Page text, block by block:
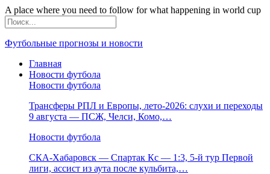
A place where you need to follow for what happening in world cup
Футбольные прогнозы и новости
Главная
Новости футбола
Новости футбола
Трансферы РПЛ и Европы, лето-2026: слухи и переходы
9 августа — ПСЖ, Челси, Комо,…
Новости футбола
СКА-Хабаровск — Спартак Кс — 1:3, 5-й тур Первой
лиги, ассист из аута после кульбита,…